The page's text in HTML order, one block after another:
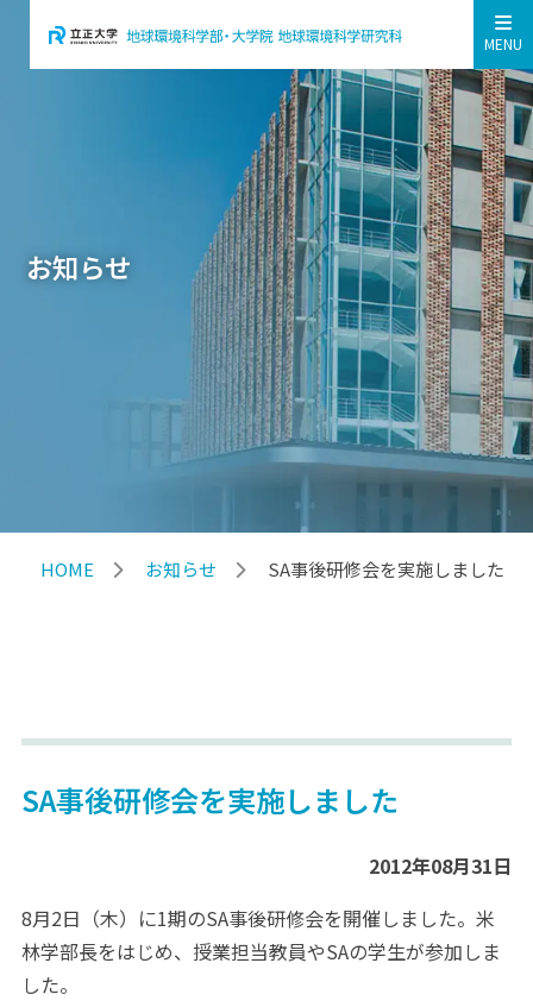
MENU
お知らせ
HOME お知らせ SA事後研修会を実施しました
SA事後研修会を実施しました
2012年08月31日
8月2日（木）に1期のSA事後研修会を開催しました。米
林学部長をはじめ、授業担当教員やSAの学生が参加しま
した。